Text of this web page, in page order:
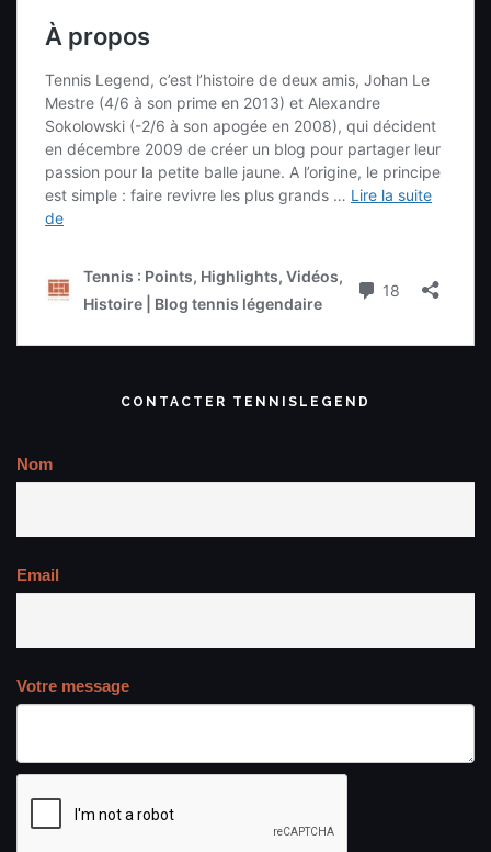
CONTACTER TENNISLEGEND
Nom
Email
Votre message